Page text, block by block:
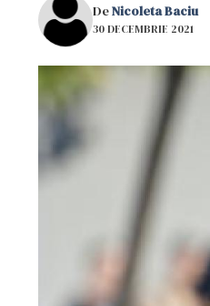
DeNicoleta Baciu
30 DECEMBRIE 2021